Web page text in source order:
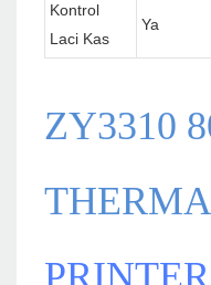
Kontrol
Laci Kas
Ya
ZY3310